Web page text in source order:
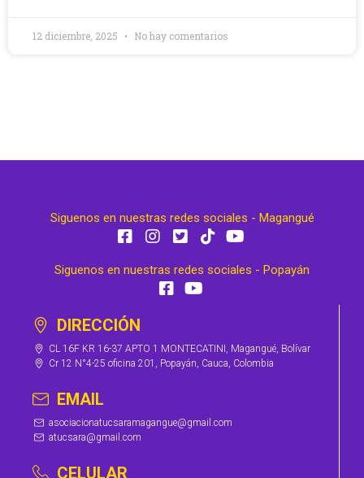
12 diciembre, 2025 No hay comentarios
Siguenos en nuestras redes sociales - Magangué
Siguenos en nuestras redes sociales - Popayán
DIRECCIÓN
CL 16F KR 16-37 APTO 1 MONTECATINI, Magangué, Bolívar
Cr 12 N°4-25 oficina 201, Popayán, Cauca, Colombia
EMAIL
asociacionatucsaramagangue@gmail.com
atucsara@gmail.com
CELULAR